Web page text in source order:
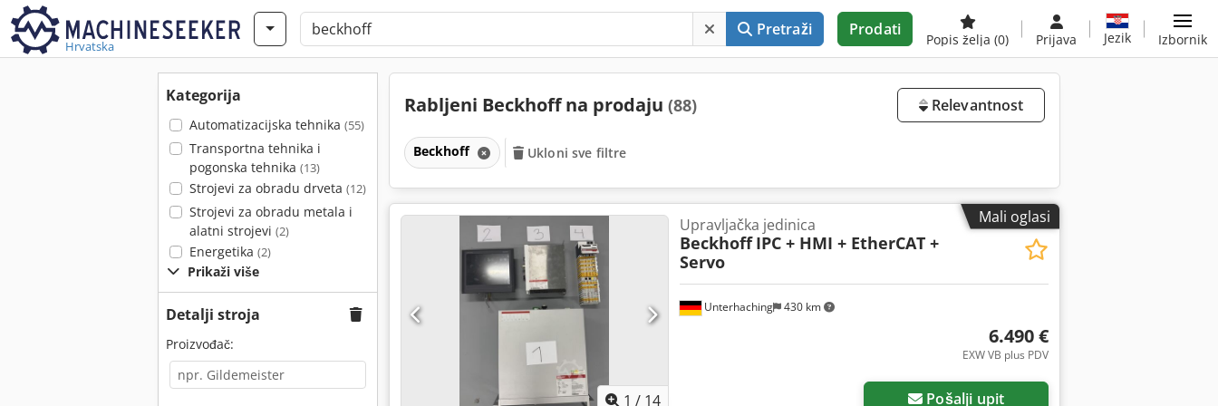
Hrvatska
Pretraži Prodati
Popis želja (0) Prijava Jezik Izbornik
Kategorija
Automatizacijska tehnika (55)
Transportna tehnika i
pogonska tehnika (13)
Strojevi za obradu drveta (12)
Strojevi za obradu metala i
alatni strojevi (2)
Energetika (2)
Prikaži više
Detalji stroja
Proizvođač:
Rabljeni Beckhoff na prodaju (88) Relevantnost
Beckhoff Ukloni sve filtre
Mali oglasi
1 / 14
Unterhaching 430 km
Upravljačka jedinica
Beckhoff IPC + HMI + EtherCAT +
Servo
6.490 €
EXW VB plus PDV
Pošalji upit